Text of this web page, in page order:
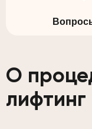
О
лифтинг